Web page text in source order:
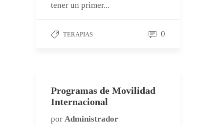
tener un primer...
TERAPIAS 0
Programas de Movilidad
Internacional
por Administrador